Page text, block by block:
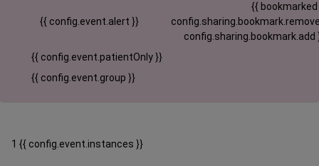
{{ config.event.alert }}
{{ bookmarked
config.sharing.bookmark.add
{{ config.event.patientOnly }}
{{ config.event.group }}
1 {{ config.event.instances }}